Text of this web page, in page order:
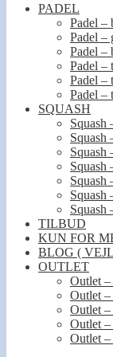
PADEL
Padel –
Padel –
Padel –
Padel –
Padel –
Padel –
SQUASH
Squash
Squash
Squash
Squash
Squash
Squash
Squash
TILBUD
KUN FOR
BLOG (
OUTLET
Outlet
Outlet –
Outlet –
Outlet –
Outlet